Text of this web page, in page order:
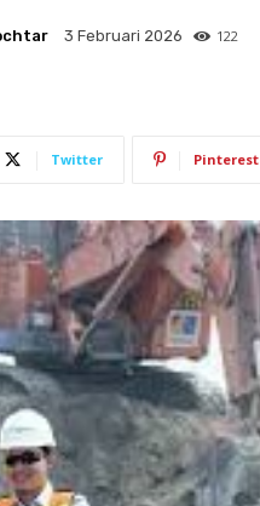
3 Februari 2026 122
Twitter Pinterest